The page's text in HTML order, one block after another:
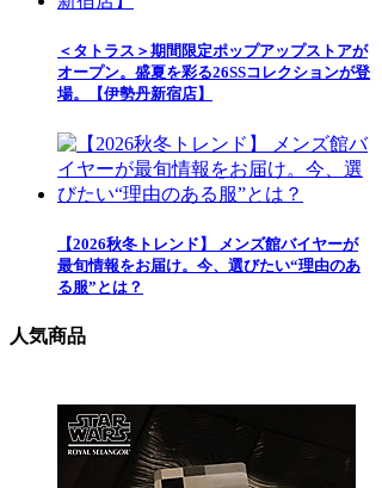
＜タトラス＞期間限定ポップアップストアが
オープン。盛夏を彩る26SSコレクションが登
場。【伊勢丹新宿店】
【2026秋冬トレンド】 メンズ館バイヤーが
最旬情報をお届け。今、選びたい“理由のあ
る服”とは？
人気商品